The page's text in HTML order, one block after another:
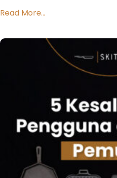
Read More...